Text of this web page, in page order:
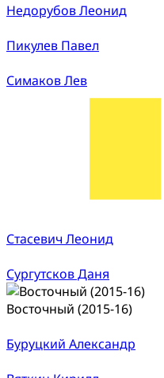
Недорубов Леонид
Пикулев Павел
Симаков Лев
Стасевич Леонид
Сургутсков Даня
Восточный (2015-16)
Буруцкий Александр